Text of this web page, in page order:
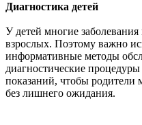
Диагностика детей
У детей многие
взрослых. Поэтому важно
информативные методы
диагностические процедуры
показаний, чтобы родители
без лишнего ожидания.